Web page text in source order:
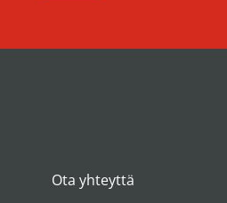
Ota yhteyttä